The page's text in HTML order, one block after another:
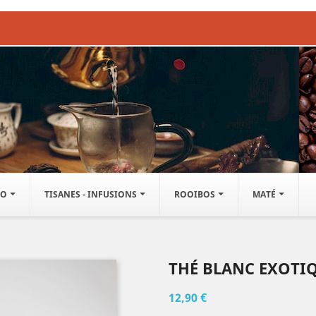
TISANES - INFUSIONS ROOIBOS MATÉ
THÉ BLANC
12,90 €